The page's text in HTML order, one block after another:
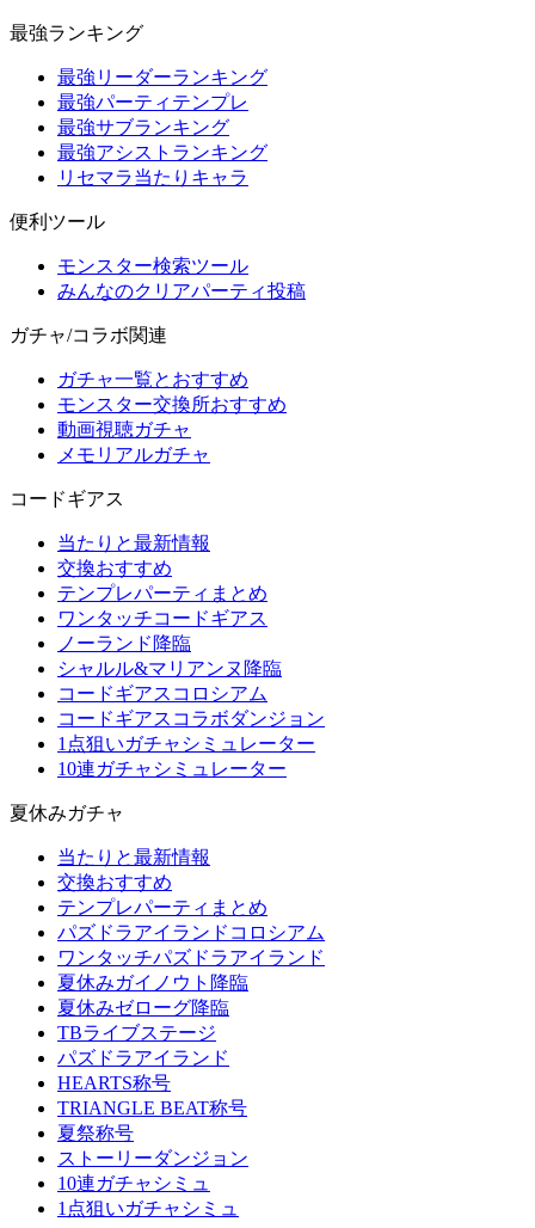
最強ランキング
最強リーダーランキング
最強パーティテンプレ
最強サブランキング
最強アシストランキング
リセマラ当たりキャラ
便利ツール
モンスター検索ツール
みんなのクリアパーティ投稿
ガチャ/コラボ関連
ガチャ一覧とおすすめ
モンスター交換所おすすめ
動画視聴ガチャ
メモリアルガチャ
コードギアス
当たりと最新情報
交換おすすめ
テンプレパーティまとめ
ワンタッチコードギアス
ノーランド降臨
シャルル&マリアンヌ降臨
コードギアスコロシアム
コードギアスコラボダンジョン
1点狙いガチャシミュレーター
10連ガチャシミュレーター
夏休みガチャ
当たりと最新情報
交換おすすめ
テンプレパーティまとめ
パズドラアイランドコロシアム
ワンタッチパズドラアイランド
夏休みガイノウト降臨
夏休みゼローグ降臨
TBライブステージ
パズドラアイランド
HEARTS称号
TRIANGLE BEAT称号
夏祭称号
ストーリーダンジョン
10連ガチャシミュ
1点狙いガチャシミュ